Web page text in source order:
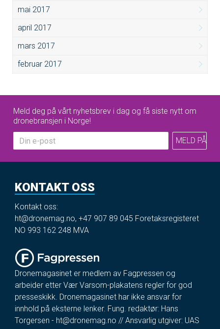
mai 2017
april 2017
mars 2017
februar 2017
Meld deg på vårt nyhetsbrev i dag og få siste nytt om
dronebransjen i Norge!
KONTAKT OSS
Kontakt oss:
ht@dronemag.no, +47 907 89 045 Foretaksregisteret
NO 993 162 248 MVA
Dronemagasinet er medlem av Fagpressen og
arbeider etter Vær Varsom-plakatens regler for god
presseskikk. Dronemagasinet har ikke ansvar for
innhold på eksterne lenker. Fung. redaktør: Hans
Torgersen - ht@dronemag.no // Ansvarlig utgiver: UAS